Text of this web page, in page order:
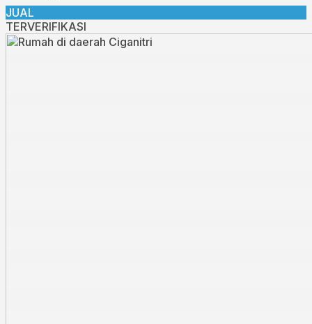
JUAL
TERVERIFIKASI